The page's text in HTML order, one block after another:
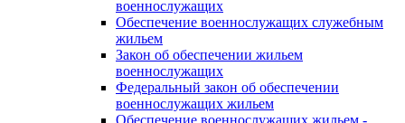
военнослужащих
Обеспечение военнослужащих служебным
жильем
Закон об обеспечении жильем
военнослужащих
Федеральный закон об обеспечении
военнослужащих жильем
Обеспечение военнослужащих жильем -